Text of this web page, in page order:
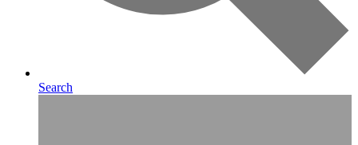
Search